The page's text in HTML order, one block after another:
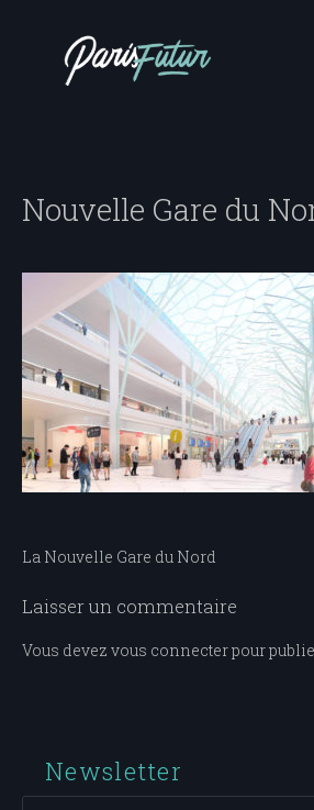
Nouvelle Gare du
Navigation
de
La Nouvelle Gare du Nord
Laisser un commentaire
Vous devez vous connecterpour
Newsletter